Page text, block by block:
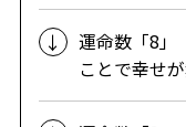
運命数「8
ことで幸せ